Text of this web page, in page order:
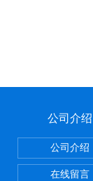
公司介绍
公司介绍
在线留言